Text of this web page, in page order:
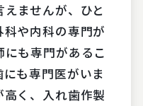
ませんが、ひと
や内科の専門が
も専門があるこ
も専門医がいま
く、入れ歯作製